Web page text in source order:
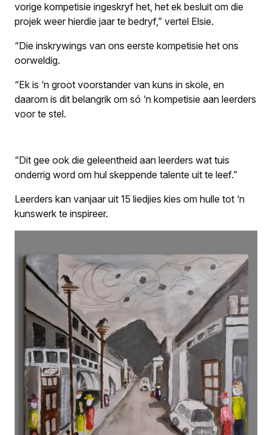
vorige kompetisie ingeskryf het, het ek besluit om die
projek weer hierdie jaar te bedryf,” vertel Elsie.
“Die inskrywings van ons eerste kompetisie het ons
oorweldig.
“Ek is ‘n groot voorstander van kuns in skole, en
daarom is dit belangrik om só ‘n kompetisie aan leerders
voor te stel.
“Dit gee ook die geleentheid aan leerders wat tuis
onderrig word om hul skeppende talente uit te leef.”
Leerders kan vanjaar uit 15 liedjies kies om hulle tot ‘n
kunswerk te inspireer.